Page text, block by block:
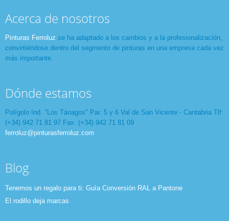
Acerca de nosotros
Pinturas Ferroluz se ha adaptado a los cambios y a la profesionalización,
convirtiéndose dentro del segmento de pinturas en una empresa cada vez
más importante.
Dónde estamos
Polígolo Ind. "Los Tánagos" Par. 5 y 6 Val de San Vicente - Cantabria Tlf:
(+34) 942 71 81 97 Fax: (+34) 942 71 81 09
ferroluz@pinturasferroluz.com
Blog
Tenemos un regalo para ti: Guìa Conversión RAL a Pantone
El rodillo deja marcas